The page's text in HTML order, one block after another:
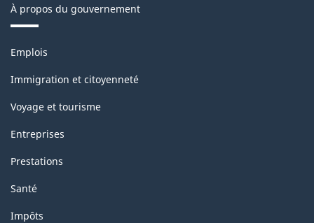
À propos du gouvernement
Thèmes
sujets
Emplois
Immigration et citoyenneté
Voyage et tourisme
Entreprises
Prestations
Santé
Impôts